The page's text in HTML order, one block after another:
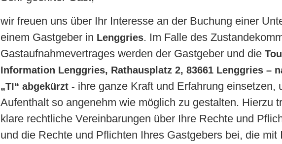
wir freuen uns über Ihr Interesse an der Buchung einer
einem Gastgeber in Lenggries. Im Falle des
Gastaufnahmevertrages werden der Gastgeber und die
Information Lenggries, Rathausplatz 2, 83661 Lenggries –
„TI“ abgekürzt - ihre ganze Kraft und Erfahrung einsetzen,
Aufenthalt so angenehm wie möglich zu gestalten. Hierzu
klare rechtliche Vereinbarungen über Ihre Rechte und
und die Rechte und Pflichten Ihres Gastgebers bei, die mit